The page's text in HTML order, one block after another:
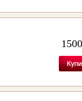
1500